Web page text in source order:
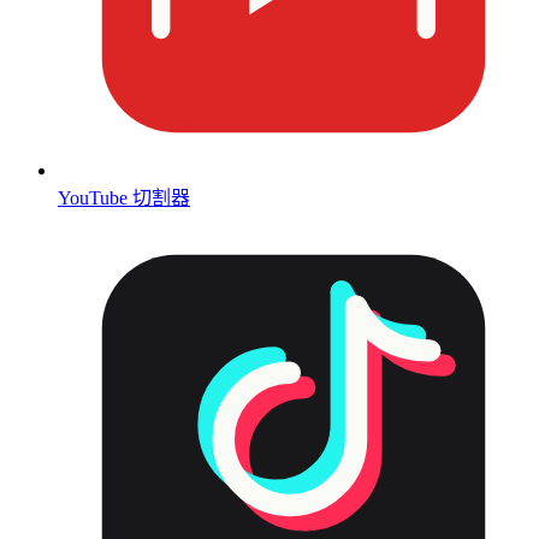
YouTube 切割器